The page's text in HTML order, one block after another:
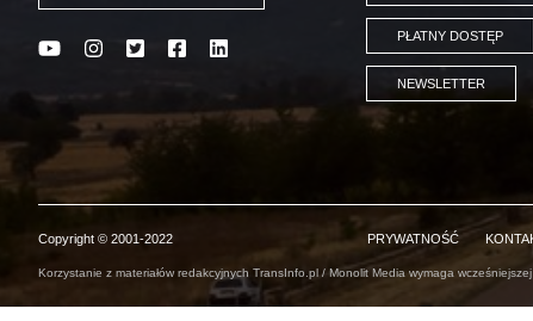
PŁATNY DOSTĘP
NEWSLETTER
Copyright © 2001-2022 PRYWATNOŚĆ
Korzystanie z materiałów redakcyjnych TransInfo.pl / Monolit Media wymaga